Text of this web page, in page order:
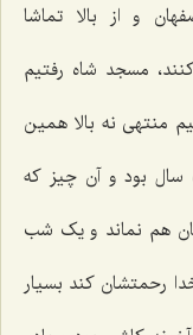
و از بالا تماشا
مسجد شاه رفتیم
منتهی نه بالا همین
سال بود و آن چیز که
هم نماند و یک شب
رحمتشان کند بسیار